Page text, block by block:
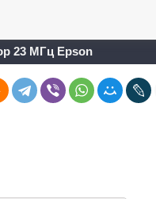
23 МГц Epson